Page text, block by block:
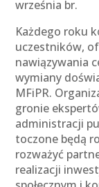
września br.
Każdego roku
uczestników,
nawiązywania
wymiany
MFiPR.
gronie
administracji
toczone będą
rozważyć
realizacji